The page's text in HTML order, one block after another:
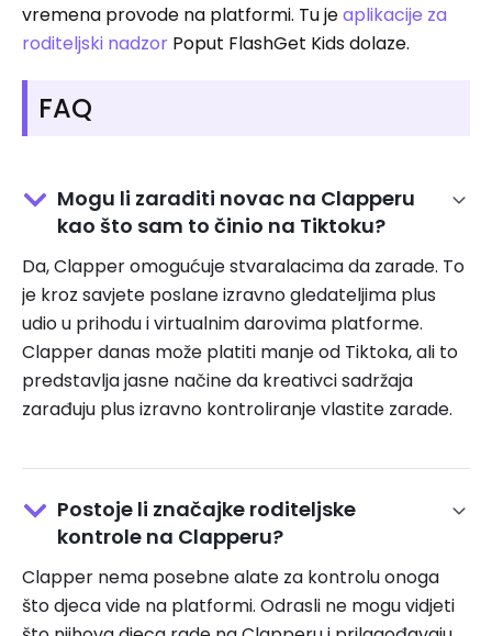
vremena provode na platformi. Tu jeaplikacije za
roditeljski nadzor Poput FlashGet Kids dolaze.
FAQ
Mogu li zaraditi novac na Clapperu
kao što sam to činio na Tiktoku?
Da, Clapper omogućuje stvaralacima da zarade. To
je kroz savjete poslane izravno gledateljima plus
udio u prihodu i virtualnim darovima platforme.
Clapper danas može platiti manje od Tiktoka, ali to
predstavlja jasne načine da kreativci sadržaja
zarađuju plus izravno kontroliranje vlastite zarade.
Postoje li značajke roditeljske
kontrole na Clapperu?
Clapper nema posebne alate za kontrolu onoga
što djeca vide na platformi. Odrasli ne mogu vidjeti